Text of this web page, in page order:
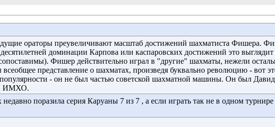
ораторы преувеличивают масштаб достижений шахматиста Фишера.
доминации Карпова или каспаровских достижений это
Фишер действительно играл в "другие" шахматы, нежели
всеобщее представление о шахматах, произведя буквально революцию - вот
- он не был частью советской шахматной машины. Он был
ИМХО.
поразила серия Каруаны 7 из 7 , а если играть так не в одном турнире